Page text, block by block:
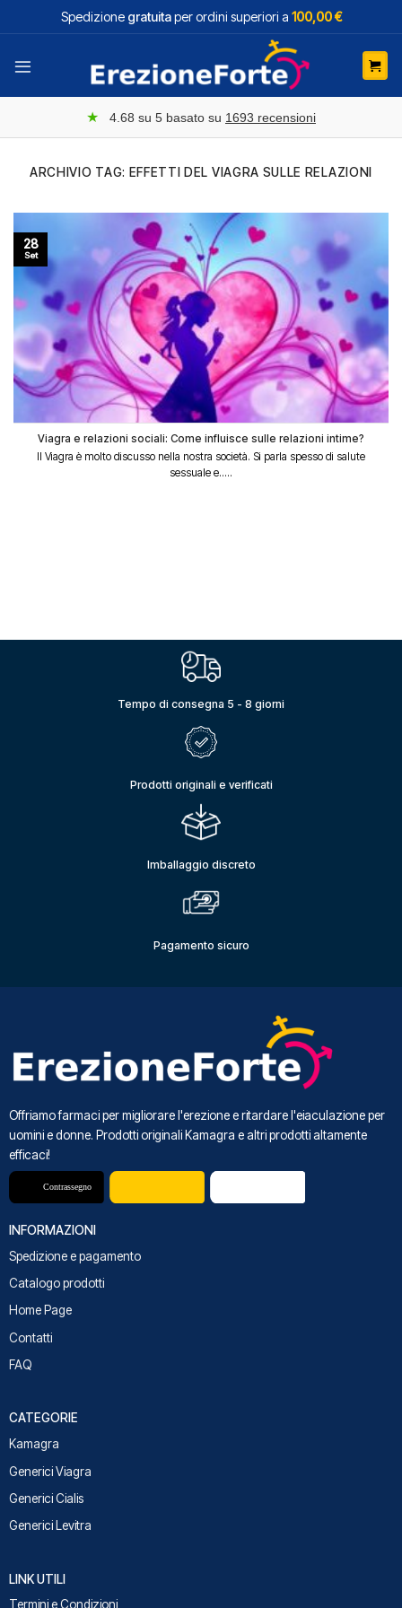
Spedizione gratuitaper ordini superiori a 100,00 €
★ 4.68 su 5 basato su 1693 recensioni
ARCHIVIO TAG: EFFETTI DEL VIAGRA SULLE RELAZIONI
Viagra e relazioni sociali: Come influisce sulle relazioni intime?
Il Viagra è molto discusso nella nostra società. Si parla spesso di salute
sessuale e.....
28
Set
Tempo di consegna 5 - 8 giorni
Prodotti originali e verificati
Imballaggio discreto
Pagamento sicuro
Offriamo farmaci per migliorare l'erezione e ritardare l'eiaculazione per
uomini e donne. Prodotti originali Kamagra e altri prodotti altamente
efficaci!
INFORMAZIONI
Spedizione e pagamento
Catalogo prodotti
Home Page
Contatti
FAQ
CATEGORIE
Kamagra
Generici Viagra
Generici Cialis
Generici Levitra
LINK UTILI
Termini e Condizioni